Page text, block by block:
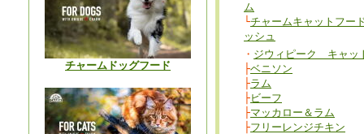
チャームドッグフード
ム
└チャームキャットフー
ッシュ
・ ジウィピーク キャッ
├ベニソン
├ラム
├ビーフ
├マッカロー＆ラム
├フリーレンジチキン